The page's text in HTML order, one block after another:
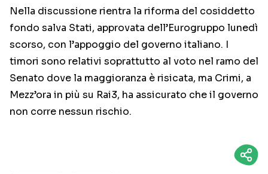
Nella discussione rientra la riforma del cosiddetto
fondo salva Stati, approvata dell’Eurogruppo lunedì
scorso, con l’appoggio del governo italiano. I
timori sono relativi soprattutto al voto nel ramo del
Senato dove la maggioranza è risicata, ma Crimi, a
Mezz’ora in più su Rai3, ha assicurato che il governo
non corre nessun rischio.